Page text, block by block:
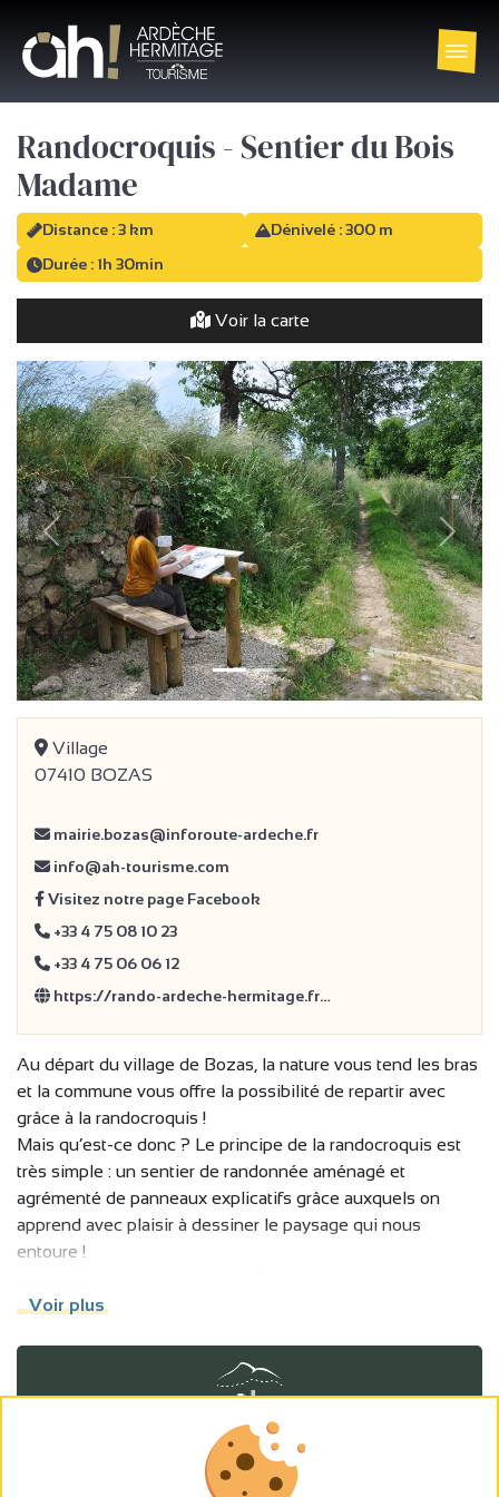
Randocroquis - Sentier du Bois
Madame
Distance : 3 km
Dénivelé : 300 m
Durée : 1h 30min
Voir la carte
précédent
Village
07410 BOZAS
mairie.bozas@inforoute-ardeche.fr
info@ah-tourisme.com
Visitez notre page Facebook
+33 4 75 08 10 23
+33 4 75 06 06 12
https://rando-ardeche-hermitage.fr…
Au départ du village de Bozas, la nature vous tend les bras
et la commune vous offre la possibilité de repartir avec
grâce à la randocroquis !
Mais qu’est-ce donc ? Le principe de la randocroquis est
très simple : un sentier de randonnée aménagé et
agrémenté de panneaux explicatifs grâce auxquels on
apprend avec plaisir à dessiner le paysage qui nous
entoure !
rendez-vous. Les randocroqueurs que vous allez devenir
proposées sur les panneaux. Conseils et techniques sont
dispensés tout au long du parcours ! Votre sujet vous
Munissez-vous de vos chaussures de marche et de votre
nécessaire à dessin et c’est parti !
Voir plus
Voir la fiche technique